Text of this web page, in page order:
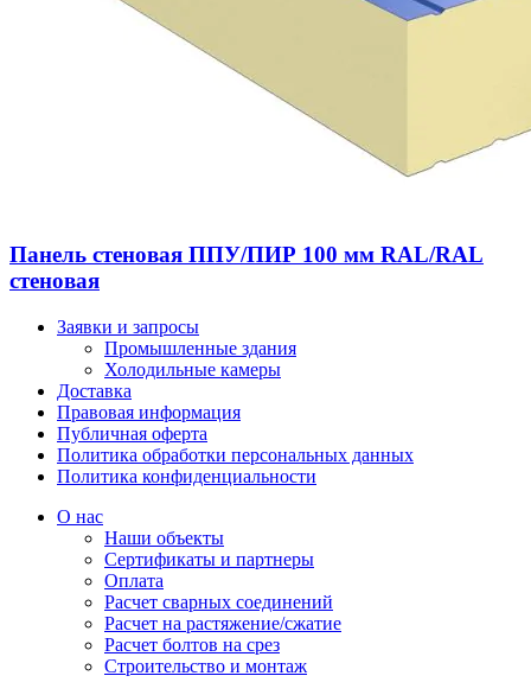
Панель стеновая ППУ/ПИР 100 мм RAL/RAL
стеновая
Заявки и запросы
Промышленные здания
Холодильные камеры
Доставка
Правовая информация
Публичная оферта
Политика обработки персональных данных
Политика конфиденциальности
О нас
Наши объекты
Сертификаты и партнеры
Оплата
Расчет сварных соединений
Расчет на растяжение/сжатие
Расчет болтов на срез
Строительство и монтаж